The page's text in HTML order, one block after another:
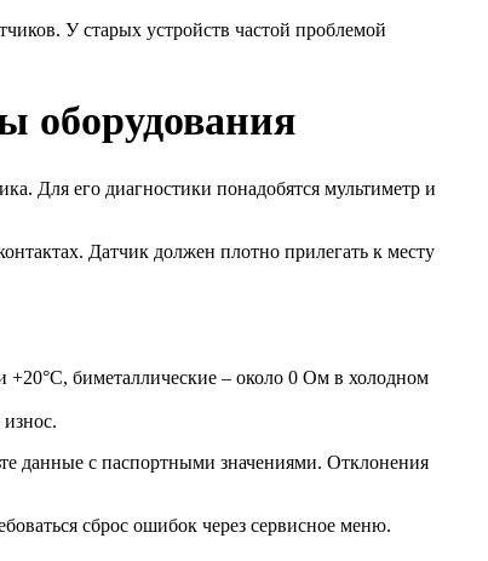
У старых устройств частой проблемой
оборудования
Для его диагностики понадобятся мультиметр и
Датчик должен плотно прилегать к месту
биметаллические – около 0 Ом в холодном
данные с паспортными значениями. Отклонения
сброс ошибок через сервисное меню.